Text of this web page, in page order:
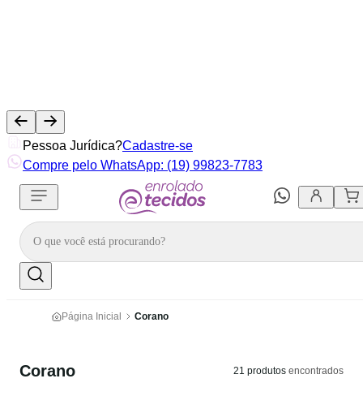
Pessoa Jurídica?Cadastre-se
Compre pelo WhatsApp: (19) 99823-7783
Página Inicial Corano
Corano 21 produtos encontrados